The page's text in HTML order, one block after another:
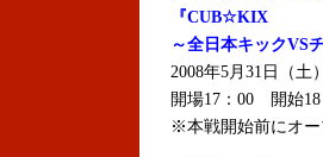
『CUB☆KIX
～全日本キックVS
2008年5月31日（土
開場17：00 開始18
※本戦開始前にオ